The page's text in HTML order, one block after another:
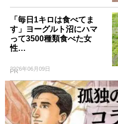
「毎日1キロは食べてま
す」ヨーグルト沼にハマ
って3500種類食べた女
性…
2026年06月09日
PR